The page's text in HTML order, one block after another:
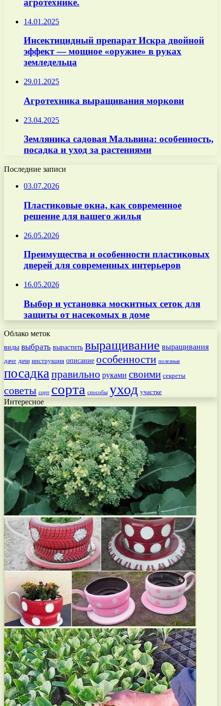
агротехнике.
14.01.2025
Инсектицидный препарат Искра двойной
эффект — мощное «оружие» в руках
земледельца
29.01.2025
Агротехника выращивания моркови
23.04.2025
Земляника садовая Мальвина: особенность,
посадка и уход за растениями
Последние записи
03.07.2026
Пластиковые окна, как современное
решение для вашего жилья
26.05.2026
Преимущества и особенности пластиковых
дверей для современных интерьеров
16.05.2026
Выбор и установка москитных сеток для
защиты от насекомых в доме
Облако меток
виды выбрать вырастить выращивание выращивания
даче дачи инструкция описание особенности полезные
посадкаправильно руками своими секреты
советы сорт сорта способы уход участке
Интересное